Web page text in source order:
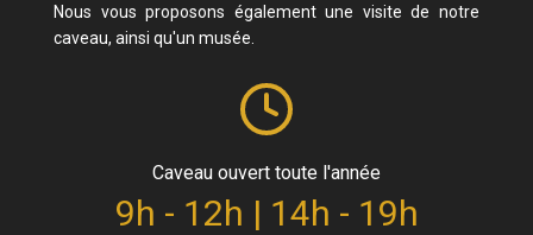
Nous vous proposons également une visite de notre
caveau, ainsi qu'un musée.
Caveau ouvert toute l'année
9h - 12h | 14h - 19h